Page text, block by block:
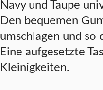
Navy und Taupe
Den bequemen
umschlagen und so
Eine aufgesetzte
Kleinigkeiten.